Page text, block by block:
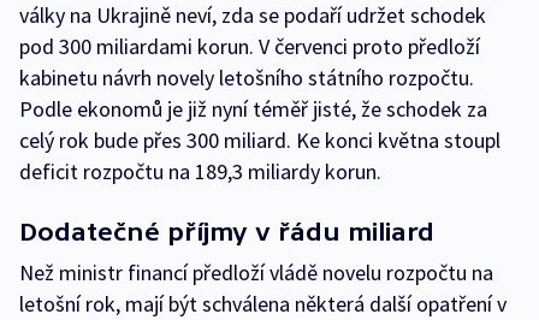
války na Ukrajině neví, zda se podaří udržet schodek
pod 300 miliardami korun. V červenci proto předloží
kabinetu návrh novely letošního státního rozpočtu.
Podle ekonomů je již nyní téměř jisté, že schodek za
celý rok bude přes 300 miliard. Ke konci května stoupl
deficit rozpočtu na 189,3 miliardy korun.
Dodatečné příjmy v řádu miliard
Než ministr financí předloží vládě novelu rozpočtu na
letošní rok, mají být schválena některá další opatření v